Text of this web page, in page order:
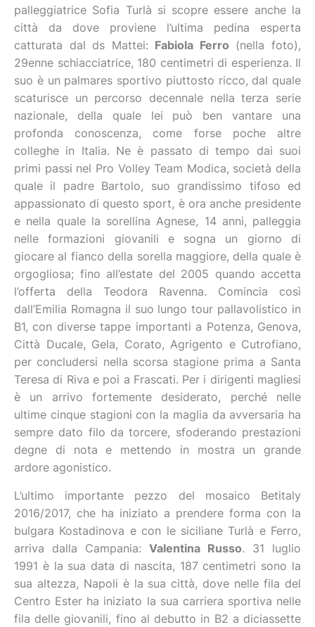
palleggiatrice Sofia Turlà si scopre essere anche la
città da dove proviene l’ultima pedina esperta
catturata dal ds Mattei: Fabiola Ferro (nella foto),
29enne schiacciatrice, 180 centimetri di esperienza. Il
suo è un palmares sportivo piuttosto ricco, dal quale
scaturisce un percorso decennale nella terza serie
nazionale, della quale lei può ben vantare una
profonda conoscenza, come forse poche altre
colleghe in Italia. Ne è passato di tempo dai suoi
primi passi nel Pro Volley Team Modica, società della
quale il padre Bartolo, suo grandissimo tifoso ed
appassionato di questo sport, è ora anche presidente
e nella quale la sorellina Agnese, 14 anni, palleggia
nelle formazioni giovanili e sogna un giorno di
giocare al fianco della sorella maggiore, della quale è
orgogliosa; fino all’estate del 2005 quando accetta
l’offerta della Teodora Ravenna. Comincia così
dall’Emilia Romagna il suo lungo tour pallavolistico in
B1, con diverse tappe importanti a Potenza, Genova,
Città Ducale, Gela, Corato, Agrigento e Cutrofiano,
per concludersi nella scorsa stagione prima a Santa
Teresa di Riva e poi a Frascati. Per i dirigenti magliesi
è un arrivo fortemente desiderato, perché nelle
ultime cinque stagioni con la maglia da avversaria ha
sempre dato filo da torcere, sfoderando prestazioni
degne di nota e mettendo in mostra un grande
ardore agonistico.
L’ultimo importante pezzo del mosaico Betitaly
2016/2017, che ha iniziato a prendere forma con la
bulgara Kostadinova e con le siciliane Turlà e Ferro,
arriva dalla Campania: Valentina Russo. 31 luglio
1991 è la sua data di nascita, 187 centimetri sono la
sua altezza, Napoli è la sua città, dove nelle fila del
Centro Ester ha iniziato la sua carriera sportiva nelle
fila delle giovanili, fino al debutto in B2 a diciassette